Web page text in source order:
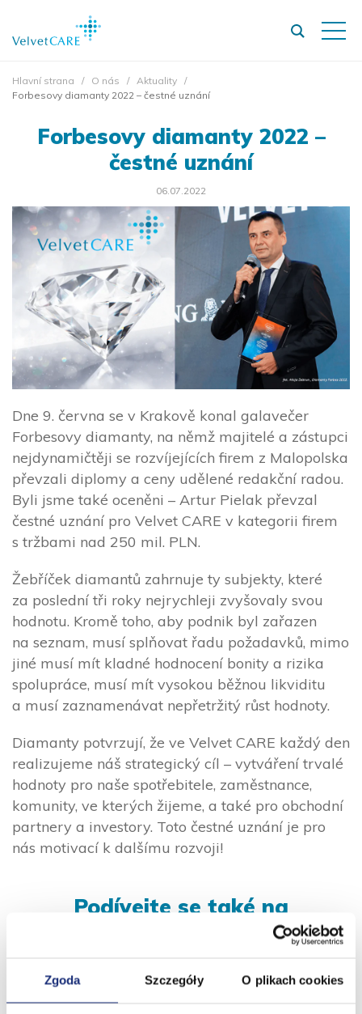
Zgoda Szczegóły O plikach cookies
Hlavní strana O nás
Aktuality
Forbesovy diamanty 2022 – čestné uznání
Forbesovy diamanty 2022 –
čestné uznání
06.07.2022
Dne 9. června se v Krakově konal galavečer
Forbesovy diamanty, na němž majitelé a zástupci
nejdynamičtěji se rozvíjejících firem z Malopolska
převzali diplomy a ceny udělené redakční radou.
Byli jsme také oceněni – Artur Pielak převzal
čestné uznání pro Velvet CARE v kategorii firem
s tržbami nad 250 mil. PLN.
Žebříček diamantů zahrnuje ty subjekty, které
za poslední tři roky nejrychleji zvyšovaly svou
hodnotu. Kromě toho, aby podnik byl zařazen
na seznam, musí splňovat řadu požadavků, mimo
jiné musí mít kladné hodnocení bonity a rizika
spolupráce, musí mít vysokou běžnou likviditu
a musí zaznamenávat nepřetržitý růst hodnoty.
Diamanty potvrzují, že ve Velvet CARE každý den
realizujeme náš strategický cíl – vytváření trvalé
hodnoty pro naše spotřebitele, zaměstnance,
komunity, ve kterých žijeme, a také pro obchodní
partnery a investory. Toto čestné uznání je pro
nás motivací k dalšímu rozvoji!
Podívejte se také na